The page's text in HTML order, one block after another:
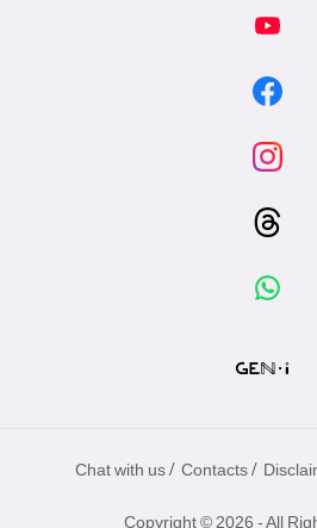
Chat with us / Contacts /
Copyright © 2026 - All